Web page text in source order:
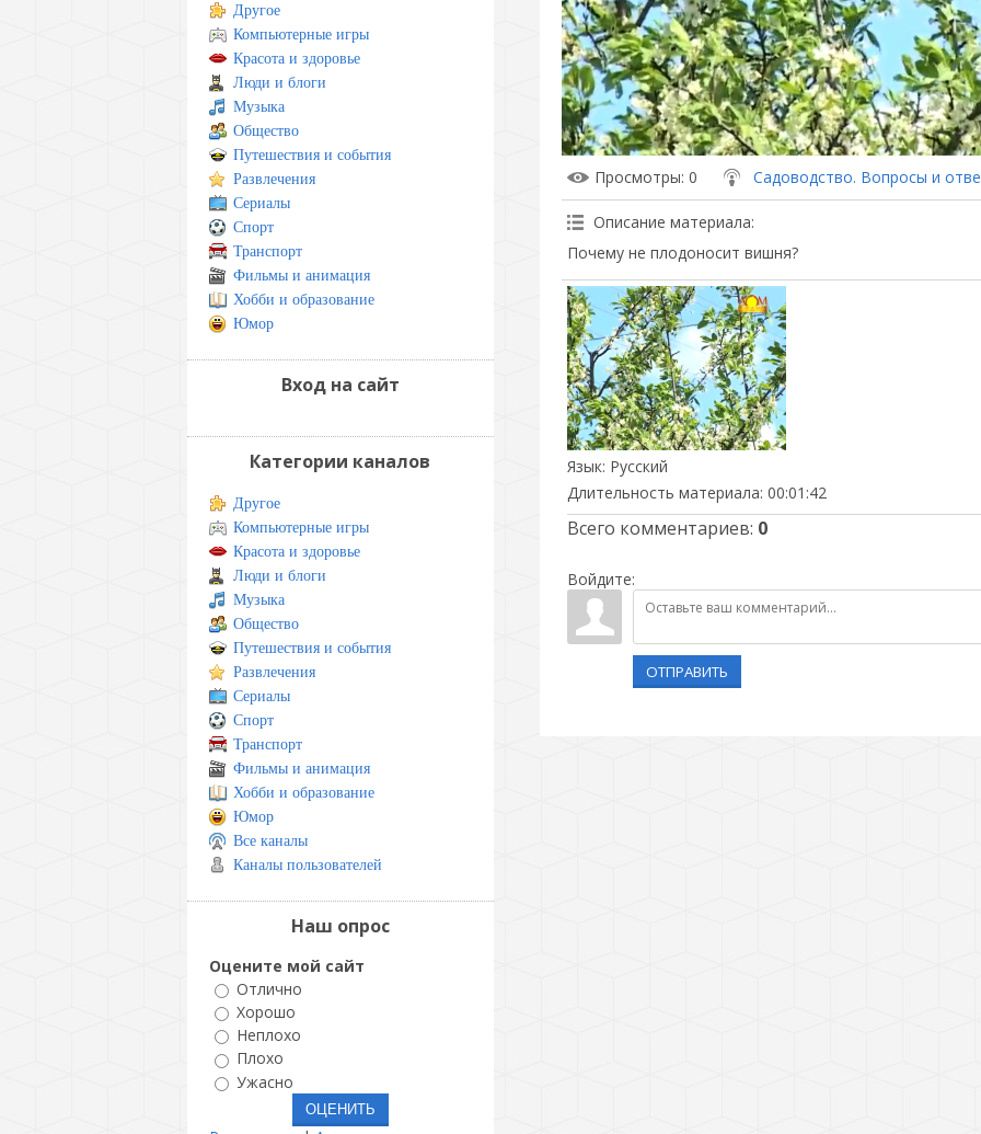
Просмотры: 0 Садоводство. Вопросы и
Описание материала:
Почему не плодоносит вишня?
Язык: Русский
Длительность материала: 00:01:42
Всего комментариев: 0
Войдите:
ОТПРАВИТЬ
Другое
Компьютерные игры
Красота и здоровье
Люди и блоги
Музыка
Общество
Путешествия и события
Развлечения
Сериалы
Спорт
Транспорт
Фильмы и анимация
Хобби и образование
Юмор
Вход на сайт
Категории каналов
Другое
Компьютерные игры
Красота и здоровье
Люди и блоги
Музыка
Общество
Путешествия и события
Развлечения
Сериалы
Спорт
Транспорт
Фильмы и анимация
Хобби и образование
Юмор
Все каналы
Каналы пользователей
Наш опрос
Оцените мой сайт
Отлично
Хорошо
Неплохо
Плохо
Ужасно